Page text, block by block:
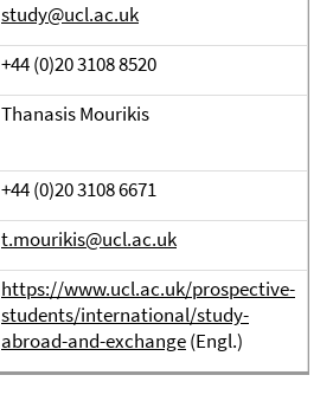
study@ucl.ac.uk
+44 (0)20 3108 8520
Thanasis Mourikis
+44 (0)20 3108 6671
t.mourikis@ucl.ac.uk
https://www.ucl.ac.uk/prospective-
students/international/study-
abroad-and-exchange(Engl.)